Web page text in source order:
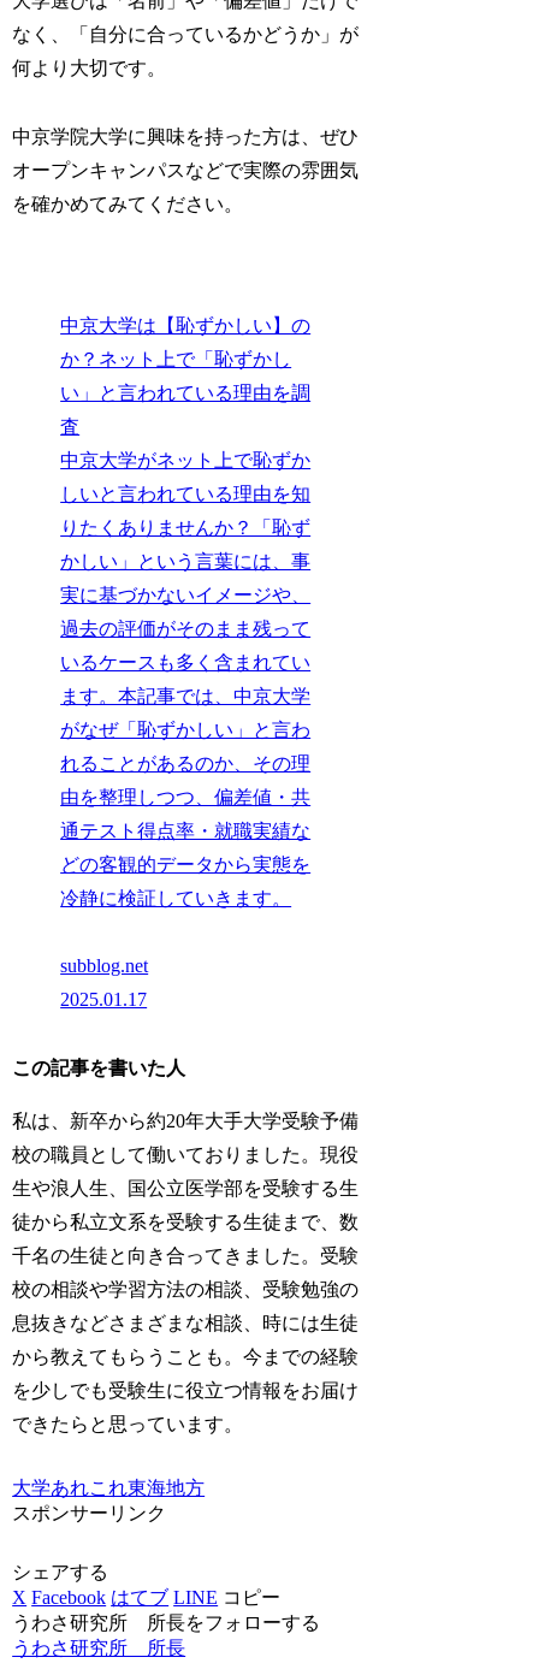
なく、「自分に合っているかどうか」が
何より大切です。
中京学院大学に興味を持った方は、ぜひ
オープンキャンパスなどで実際の雰囲気
を確かめてみてください。
中京大学は【恥ずかしい】の
か？ネット上で「恥ずかし
い」と言われている理由を調
査
中京大学がネット上で恥ずか
しいと言われている理由を知
りたくありませんか？「恥ず
かしい」という言葉には、事
実に基づかないイメージや、
過去の評価がそのまま残って
いるケースも多く含まれてい
ます。本記事では、中京大学
がなぜ「恥ずかしい」と言わ
れることがあるのか、その理
由を整理しつつ、偏差値・共
通テスト得点率・就職実績な
どの客観的データから実態を
冷静に検証していきます。
subblog.net
2025.01.17
この記事を書いた人
私は、新卒から約20年大手大学受験予備
校の職員として働いておりました。現役
生や浪人生、国公立医学部を受験する生
徒から私立文系を受験する生徒まで、数
千名の生徒と向き合ってきました。受験
校の相談や学習方法の相談、受験勉強の
息抜きなどさまざまな相談、時には生徒
から教えてもらうことも。今までの経験
を少しでも受験生に役立つ情報をお届け
できたらと思っています。
大学あれこれ東海地方
スポンサーリンク
シェアする
X Facebook はてブ LINE コピー
うわさ研究所 所長をフォローする
うわさ研究所 所長